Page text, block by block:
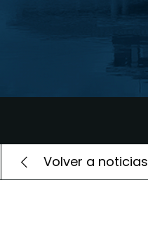
Volver a noticias